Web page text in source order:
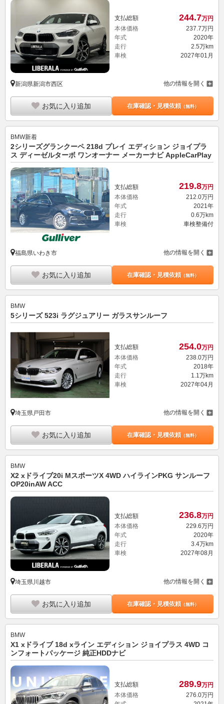
支払総額 244.7万円
本体価格
237. 7万円
年式
2020年
走行
2.5万km
車検
2027年01月
新潟県新潟市西区 他の情報を開く
お気に入り追加 在庫確認・見積依頼（無料）
BMW新着
2シリーズグランクーペ 218d プレイ エディション ジョイプラ
ス ディーゼルターボ ワンオーナー メーカーナビ AppleCarPlay
支払総額 219.8万円
本体価格
212.0万円
年式
2021年
走行
0.6万km
車検
車検整備付
福島県いわき市 他の情報を開く
お気に入り追加 在庫確認・見積依頼（無料）
BMW
5シリーズ 523i ラグジュアリー ガラスサンルーフ
支払総額 254.0万円
本体価格
238. 0万円
年式
2018年
走行
1.1万km
車検
2027年04月
埼玉県戸田市 他の情報を開く
お気に入り追加 在庫確認・見積依頼（無料）
BMW
X2 xドライブ20i MスポーツX 4WD ハイラインPKG サンルーフ
OP20inAW ACC
支払総額 236.8万円
本体価格
229.6万円
年式
2020年
走行
3.4万km
車検
2027年08月
埼玉県川越市 他の情報を開く
お気に入り追加 在庫確認・見積依頼（無料）
BMW
X1 xドライブ 18d xライン エディション ジョイプラス 4WD コ
ンフォートパッケージ 純正HDDナビ
支払総額 289.9万円
本体価格
276. 0万円